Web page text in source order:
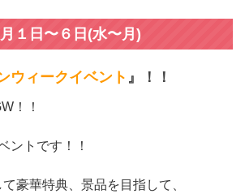
月１日〜６日(水〜月)
ウィークイベント 』！！
！！
ントです！！
豪華特典、景品を目指して、